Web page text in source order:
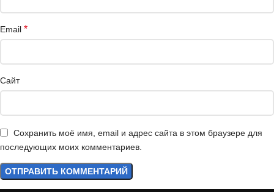
Email *
Сайт
Сохранить моё имя, email и адрес сайта в этом браузере для
последующих моих комментариев.